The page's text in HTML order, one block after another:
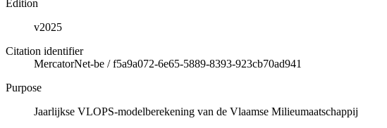
Edition
v2025
Citation identifier
MercatorNet-be /f5a9a072-6e65-5889-8393-923cb70ad941
Purpose
Jaarlijkse VLOPS-modelberekening van de Vlaamse Milieumaatschappij